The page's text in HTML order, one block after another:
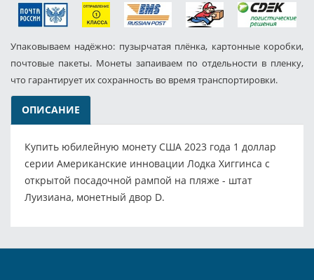
Упаковываем надёжно: пузырчатая плёнка, картонные коробки,
почтовые пакеты. Монеты запаиваем по отдельности в пленку,
что гарантирует их сохранность во время транспортировки.
ОПИСАНИЕ
Купить юбилейную монету США 2023 года 1 доллар
серии Американские инновации Лодка Хиггинса с
открытой посадочной рампой на пляже - штат
Луизиана, монетный двор D.